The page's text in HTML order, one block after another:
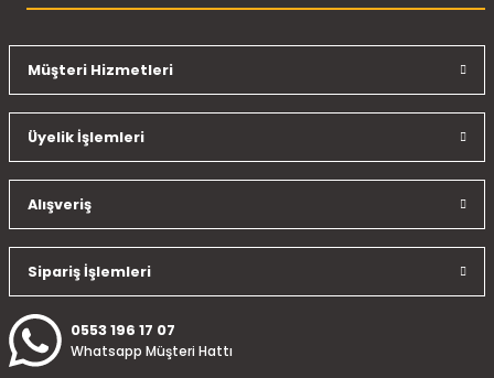
konularda yetersiz gördüğünüz noktaları öneri formunu
Ürün resmi kalitesiz, bozuk veya görüntülenemiyor.
Ürün açıklamasında eksik bilgiler bulunuyor.
Ürün fiyatı diğer sitelerden daha pahalı.
Bu ürüne benzer farklı alternatifler olmalı.
Müşteri Hizmetleri
Üyelik İşlemleri
Alışveriş
Sipariş İşlemleri
0553 196 17 07
Whatsapp Müşteri Hattı